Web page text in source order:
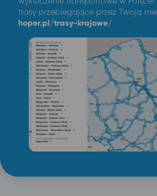
trasy przebiegające przez Twoją
hoper.pl/trasy-krajowe/